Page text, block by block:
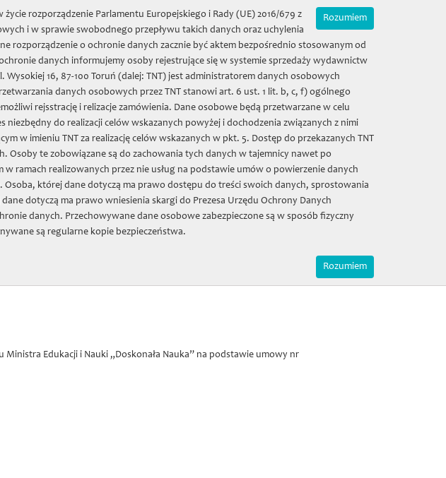
Zamówienia on-line
Mój koszyk | (0) 0 zł
Zbiory Jubileusz Zamówienia Sala kolumnowa
Galeria Kontakt
1430. Księga czynszowa Starego Miasta Elbląga z 1403 roku
Starego Miasta Elbląga z lat
Starego Miasta Elbląga z
Starego Miasta Elbląga z lat 1374-1430. Księga czynszowa Starego Miasta
przy udziale Romana Czai. Publikacja ukazała się zarówno w tradycyjnej wersji
Edukacji i Nauki „Doskonała Nauka” na podstawie umowy nr
Rozumiem
życie rozporządzenie Parlamentu Europejskiego i Rady (UE) 2016/679 z
i w sprawie swobodnego przepływu takich danych oraz uchylenia
rozporządzenie o ochronie danych zacznie być aktem bezpośrednio stosowanym od
danych informujemy osoby rejestrujące się w systemie sprzedaży wydawnictw
16, 87-100 Toruń (dalej: TNT) jest administratorem danych osobowych
danych osobowych przez TNT stanowi art. 6 ust. 1 lit. b, c, f) ogólnego
rejsstrację i relizacje zamówienia. Dane osobowe będą przetwarzane w celu
do realizacji celów wskazanych powyżej i dochodzenia związanych z nimi
w imieniu TNT za realizację celów wskazanych w pkt. 5. Dostęp do przekazanych TNT
Osoby te zobowiązane są do zachowania tych danych w tajemnicy nawet po
ramach realizowanych przez nie usług na podstawie umów o powierzenie danych
której dane dotyczą ma prawo dostępu do treści swoich danych, sprostowania
dotyczą ma prawo wniesienia skargi do Prezesa Urzędu Ochrony Danych
danych. Przechowywane dane osobowe zabezpieczone są w sposób fizyczny
są regularne kopie bezpieczeństwa.
Rozumiem